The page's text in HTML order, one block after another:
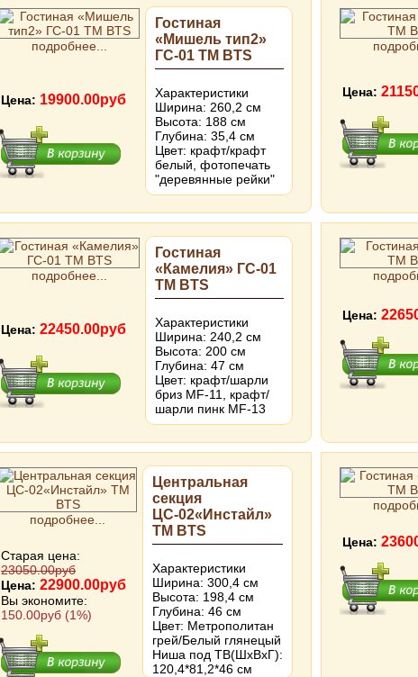
подробнее...
Гостиная
«Мишель тип2»
ГС-01 ТМ BTS
Характеристики
Ширина: 260,2 см
Высота: 188 см
Глубина: 35,4 см
Цвет: крафт/крафт
белый, фотопечать
"деревянные рейки"
Цена: 19900.00руб Цена:
подробнее...
Гостиная
«Камелия» ГС-01
ТМ BTS
Характеристики
Ширина: 240,2 см
Высота: 200 см
Глубина: 47 см
Цвет: крафт/шарли
бриз MF-11, крафт/
шарли пинк MF-13
Цена: 22450.00руб
Цена:
подробнее...
Центральная
секция
ЦС-02«Инстайл»
ТМ BTS
Характеристики
Ширина: 300,4 см
Высота: 198,4 см
Глубина: 46 см
Цвет: Метрополитан
грей/Белый глянецый
Ниша под ТВ(ШхВхГ):
120,4*81,2*46 см
Старая цена:
23050.00руб
Цена: 22900.00руб
Вы экономите:
150.00руб (1%)
Цена: